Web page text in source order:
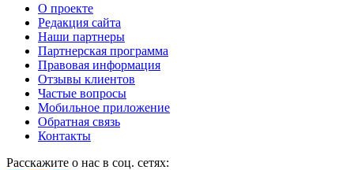
О проекте
Редакция сайта
Наши партнеры
Партнерская программа
Правовая информация
Отзывы клиентов
Частые вопросы
Мобильное приложение
Обратная связь
Контакты
Расскажите о нас в соц. сетях: